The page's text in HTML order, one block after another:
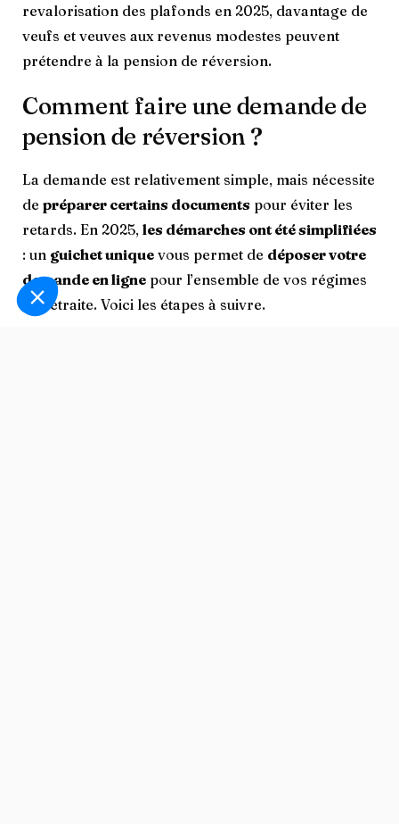
revalorisation des plafonds en 2025, davantage de
veufs et veuves aux revenus modestes peuvent
prétendre à la pension de réversion.
Comment faire une demande de
pension de réversion ?
La demande est relativement simple, mais nécessite
de préparer certains documents pour éviter les
retards. En 2025, les démarches ont été simplifiées
: un guichet unique vous permet de déposer votre
demande en ligne pour l’ensemble de vos régimes
de retraite. Voici les étapes à suivre.